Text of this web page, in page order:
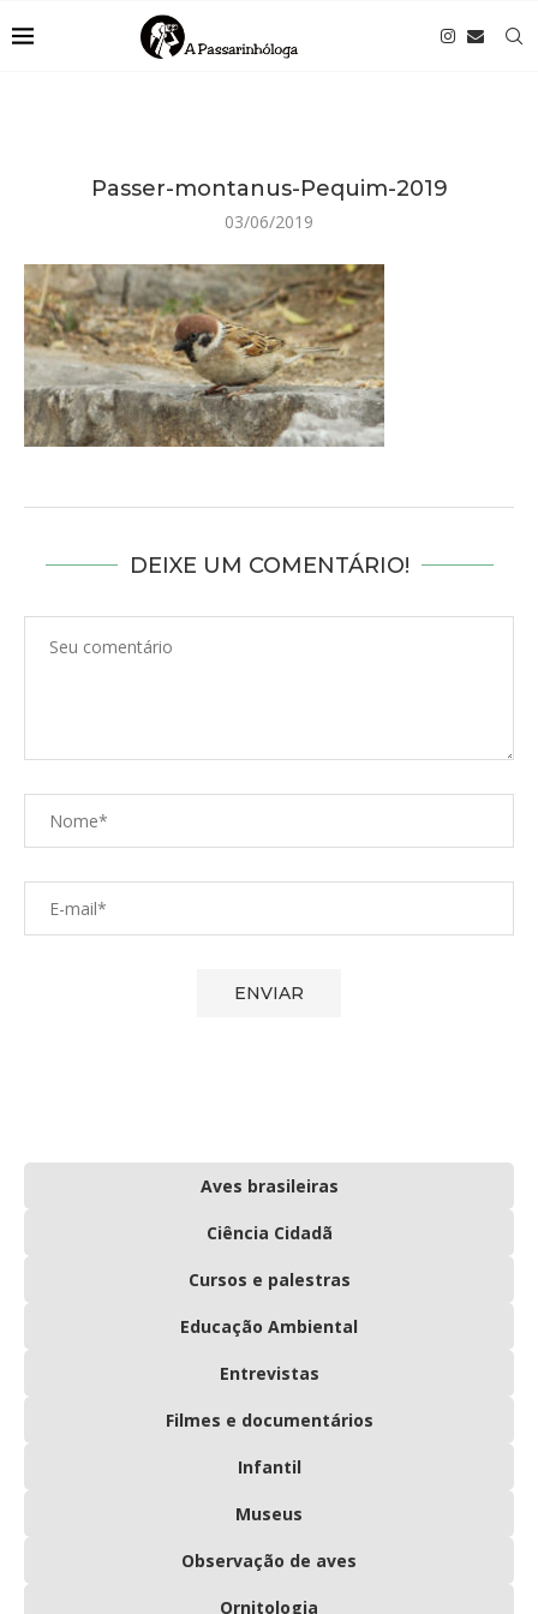
Passer-montanus-Pequim-2019
03/06/2019
DEIXE UM COMENTÁRIO!
Aves brasileiras
Ciência Cidadã
Cursos e palestras
Educação Ambiental
Entrevistas
Filmes e documentários
Infantil
Museus
Observação de aves
Ornitologia